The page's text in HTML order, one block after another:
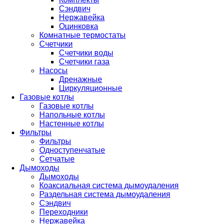
Сэндвич
Нержавейка
Оцинковка
Комнатные термостаты
Счетчики
Счетчики воды
Счетчики газа
Насосы
Дренажные
Циркуляционные
Газовые котлы
Газовые котлы
Напольные котлы
Настенные котлы
Фильтры
Фильтры
Одноступенчатые
Сетчатые
Дымоходы
Дымоходы
Коаксиальная система дымоудаления
Раздельная система дымоудаления
Сэндвич
Переходники
Нержавейка